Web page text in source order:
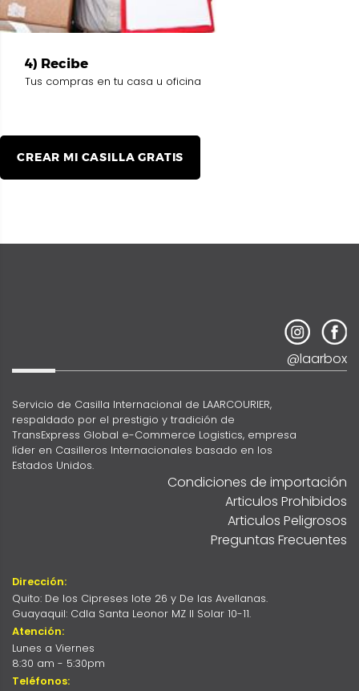
4) Recibe
Tus compras en tu casa u oficina
CREAR MI CASILLA GRATIS
@laarbox
Servicio de Casilla Internacional de LAARCOURIER,
respaldado por el prestigio y tradición de
TransExpress Global e-Commerce Logistics, empresa
líder en Casilleros Internacionales basado en los
Estados Unidos.
Condiciones de importación
Articulos Prohibidos
Articulos Peligrosos
Preguntas Frecuentes
Dirección:
Quito: De los Cipreses lote 26 y De las Avellanas.
Guayaquil: Cdla Santa Leonor MZ II Solar 10-11.
Atención:
Lunes a Viernes
8:30 am - 5:30pm
Teléfonos: